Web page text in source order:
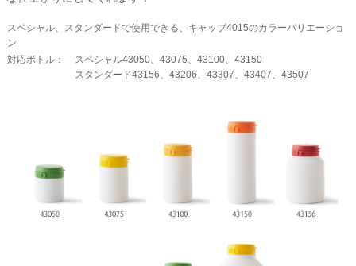
スペシャル、スタンダードで使用できる、キャップ4015のカラーバリエーショ
ン
対応ボトル：
スペシャル43050、43075、43100、43150
スタンダード43156、43206、43307、43407、43507